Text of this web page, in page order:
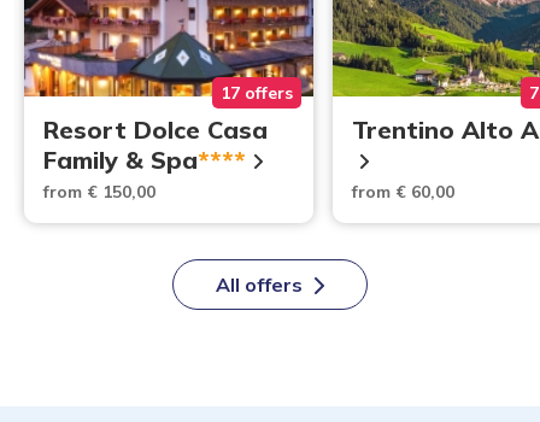
17 offers
Resort Dolce Casa
Family & Spa****
from € 150,00
Trentino Alto
from € 60,00
All offers